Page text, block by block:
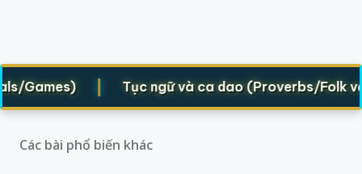
| Tục ngữ và ca dao (Proverbs/Folk
Các bài phổ biến khác